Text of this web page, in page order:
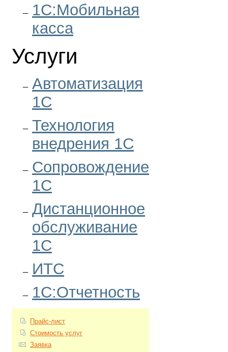
1С:Мобильная
касса
Услуги
Автоматизация
1С
Технология
внедрения 1С
Сопровождение
1С
Дистанционное
обслуживание
1С
ИТС
1С:Отчетность
Прайс-лист
Стоимость услуг
Заявка